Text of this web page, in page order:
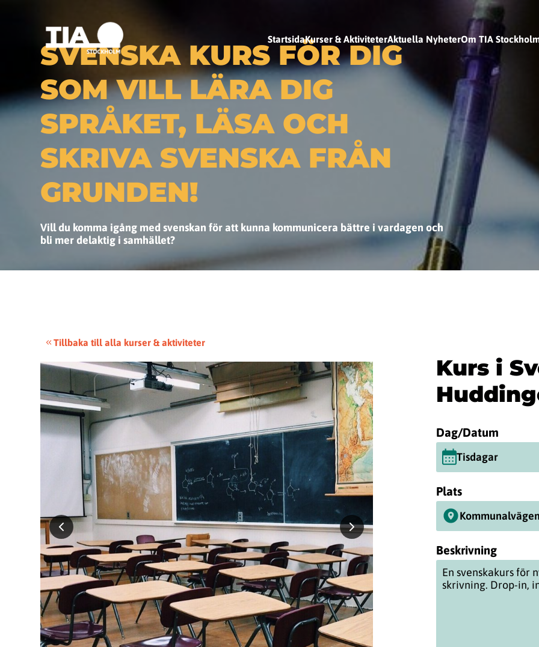
StartsidaKurser & AktiviteterAktuella NyheterOm TIA
SVENSKA KURS FÖR DIG
SOM VILL LÄRA DIG
SPRÅKET, LÄSA OCH
SKRIVA SVENSKA FRÅN
GRUNDEN!
Vill du komma igång med svenskan för att kunna kommunicera bättre i vardagen och
bli mer delaktig i samhället?
Tillbaka till alla kurser & aktiviteter
Kurs i
Dag/Datum
Tisdagar
Plats
Beskrivning
En svenskakursför
skrivning. Drop-in,